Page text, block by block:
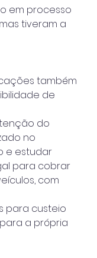
em processo
tiveram a
também
de
do
no
e estudar
para cobrar
com
para custeio
a própria